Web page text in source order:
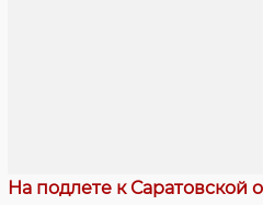
На подлете к Саратовской